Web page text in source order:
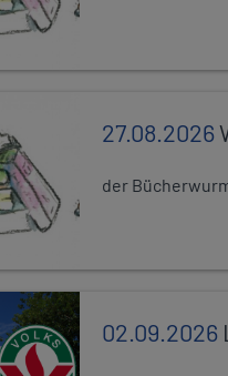
27.08.2026
der
02.09.2026